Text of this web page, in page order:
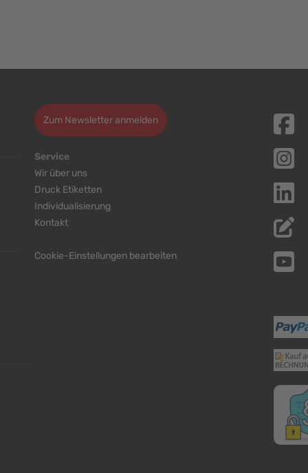
Zum Newsletter anmelden
Service
Wir über uns
Druck Etiketten
Individualisierung
Kontakt
Cookie-Einstellungen bearbeiten